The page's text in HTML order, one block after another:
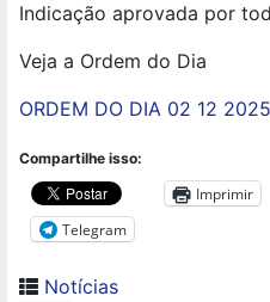
Indicação aprovada por
Veja a Ordem do Dia
ORDEM DO DIA 02 12
Compartilhe isso:
Imprimir
Telegram
Notícias